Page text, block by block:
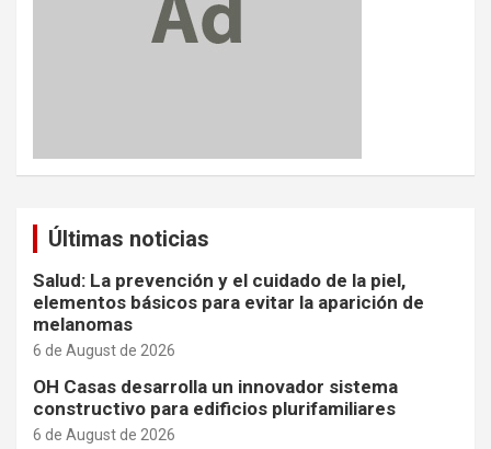
Últimas noticias
Salud: La prevención y el cuidado de la piel,
elementos básicos para evitar la aparición de
melanomas
6 de August de 2026
OH Casas desarrolla un innovador sistema
constructivo para edificios plurifamiliares
6 de August de 2026